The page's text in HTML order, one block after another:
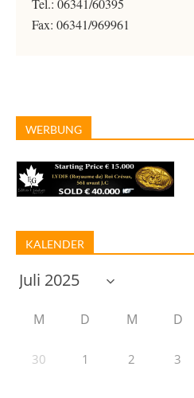
Tel.: 06341/60395
Fax: 06341/969961
WERBUNG
KALENDER
M D M D
30 1 2 3